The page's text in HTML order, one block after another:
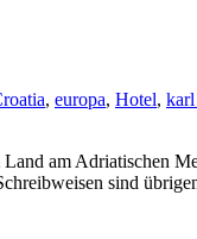
, europa, Hotel,
am Adriatischen
sind